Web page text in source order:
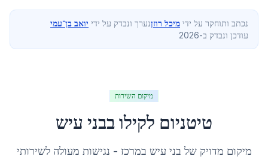
נכתב ותוחקר על ידי מיכל רוזןנערך ונבדק על ידי יואב בן־עמי
עודכן ונבדק ב-2026
מיקום השירות
טיטניום לקילובבני עיש
מיקום מדויק של בני עיש במרכז - נגישות מעולה לשירותי